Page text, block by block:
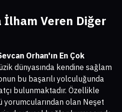
İlham Veren Diğer
Orhan'ın En Çok
dünyasında kendine sağlam
bu başarılı yolculuğunda
bulunmaktadır. Özellikle
yorumcularından olan Neşet